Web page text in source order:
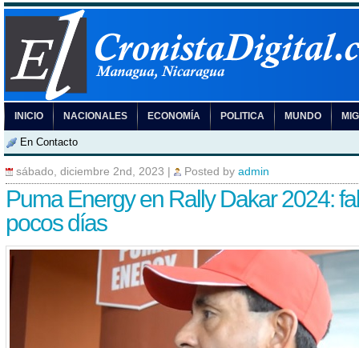
INICIO NACIONALES ECONOMÍA POLITICA MUNDO
En Contacto
sábado, diciembre 2nd, 2023 Posted by admin
Puma Energy en Rally Dakar 2024:
pocos días